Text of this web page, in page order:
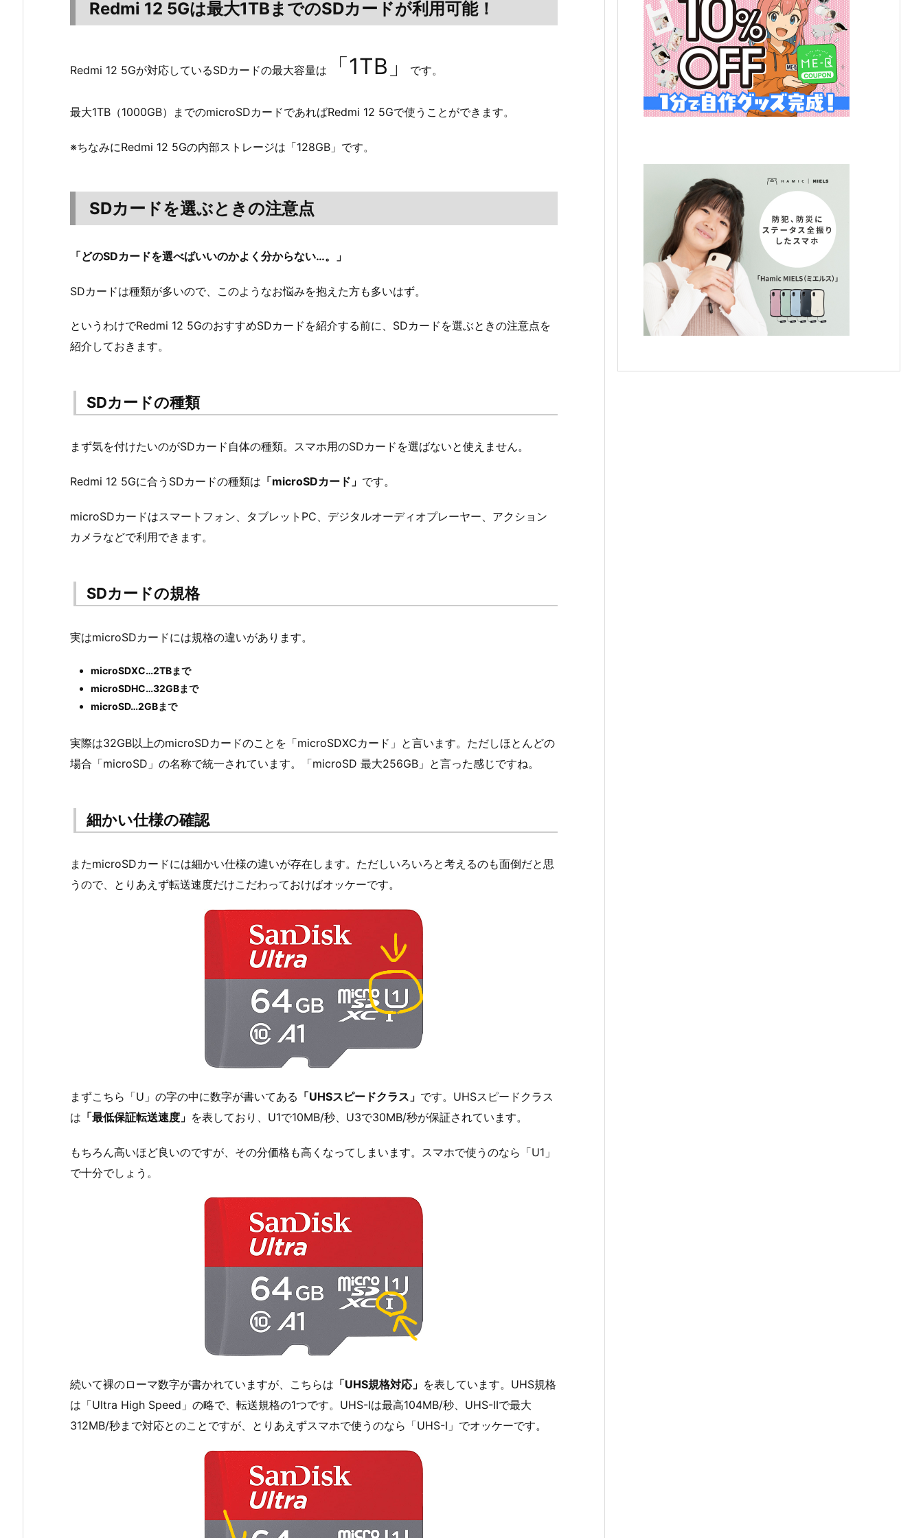
Redmi 12 5Gは最大1TBまでのSDカードが利用可能！
Redmi 12 5Gが対応しているSDカードの最大容量は 「1TB」 です。
最大1TB（1000GB）までのmicroSDカードであればRedmi 12 5Gで使うことができます。
※ちなみにRedmi 12 5Gの内部ストレージは「128GB」です。
SDカードを選ぶときの注意点
「どのSDカードを選べばいいのかよく分からない…。」
SDカードは種類が多いので、このようなお悩みを抱えた方も多いはず。
というわけでRedmi 12 5GのおすすめSDカードを紹介する前に、SDカードを選ぶときの注意点を
紹介しておきます。
SDカードの種類
まず気を付けたいのがSDカード自体の種類。スマホ用のSDカードを選ばないと使えません。
Redmi 12 5Gに合うSDカードの種類は 「microSDカード」 です。
microSDカードはスマートフォン、タブレットPC、デジタルオーディオプレーヤー、アクション
カメラなどで利用できます。
SDカードの規格
実はmicroSDカードには規格の違いがあります。
microSDXC…2TBまで
microSDHC…32GBまで
microSD…2GBまで
実際は32GB以上のmicroSDカードのことを「microSDXCカード」と言います。ただしほとんどの
場合「microSD」の名称で統一されています。「microSD 最大256GB」と言った感じですね。
細かい仕様の確認
またmicroSDカードには細かい仕様の違いが存在します。ただしいろいろと考えるのも面倒だと思
うので、とりあえず転送速度だけこだわっておけばオッケーです。
まずこちら「U」の字の中に数字が書いてある 「UHSスピードクラス」 です。UHSスピードクラス
は 「最低保証転送速度」 を表しており、U1で10MB/秒、U3で30MB/秒が保証されています。
もちろん高いほど良いのですが、その分価格も高くなってしまいます。スマホで使うのなら「U1」
で十分でしょう。
続いて裸のローマ数字が書かれていますが、こちらは 「UHS規格対応」 を表しています。UHS規格
は「Ultra High Speed」の略で、転送規格の1つです。UHS-Iは最高104MB/秒、UHS-IIで最大
312MB/秒まで対応とのことですが、とりあえずスマホで使うのなら「UHS-I」でオッケーです。